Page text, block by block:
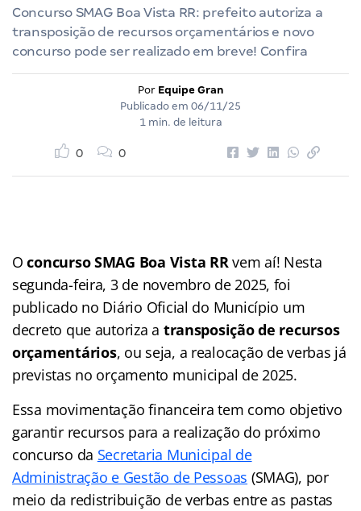
Concurso SMAG Boa Vista RR: prefeito autoriza a
transposição de recursos orçamentários e novo
concurso pode ser realizado em breve! Confira
Por Equipe Gran
Publicado em 06/11/25
1 min. de leitura
0 0
Oconcurso SMAG Boa Vista RRvem aí! Nesta
segunda-feira, 3 de novembro de 2025, foi
publicado no Diário Oficial do Município um
decreto que autoriza a transposição de recursos
orçamentários, ou seja, a realocação de verbas já
previstas no orçamento municipal de 2025.
Essa movimentação financeira tem como objetivo
garantir recursos para a realização do próximo
concurso da Secretaria Municipal de
Administração e Gestão de Pessoas (SMAG), por
meio da redistribuição de verbas entre as pastas